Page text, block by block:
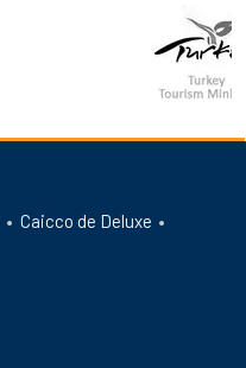
Caicco de Deluxe